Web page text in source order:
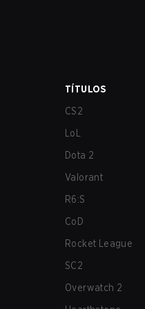
TÍTULOS
CS2
LoL
Dota 2
Valorant
R6:S
CoD
Rocket League
SC2
Overwatch 2